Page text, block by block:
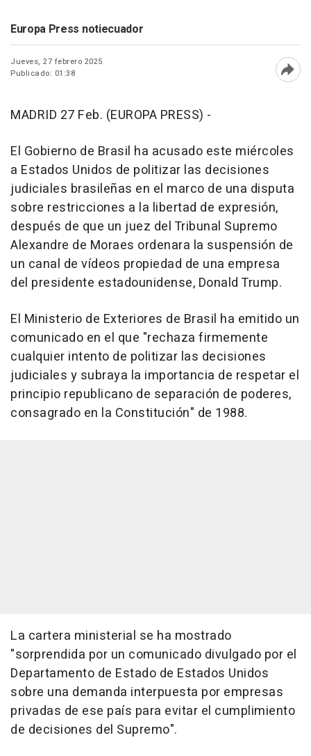
Europa Press notiecuador
Jueves, 27 febrero 2025
Publicado: 01:38
MADRID 27 Feb. (EUROPA PRESS) -
El Gobierno de Brasil ha acusado este miércoles
a Estados Unidos de politizar las decisiones
judiciales brasileñas en el marco de una disputa
sobre restricciones a la libertad de expresión,
después de que un juez del Tribunal Supremo
Alexandre de Moraes ordenara la suspensión de
un canal de vídeos propiedad de una empresa
del presidente estadounidense, Donald Trump.
El Ministerio de Exteriores de Brasil ha emitido un
comunicado en el que "rechaza firmemente
cualquier intento de politizar las decisiones
judiciales y subraya la importancia de respetar el
principio republicano de separación de poderes,
consagrado en la Constitución" de 1988.
La cartera ministerial se ha mostrado
"sorprendida por un comunicado divulgado por el
Departamento de Estado de Estados Unidos
sobre una demanda interpuesta por empresas
privadas de ese país para evitar el cumplimiento
de decisiones del Supremo".